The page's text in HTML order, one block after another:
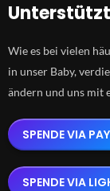
Wie es bei vielen
in unser Baby,
ändern und uns mit
SPENDE VIA
SPENDE VIA